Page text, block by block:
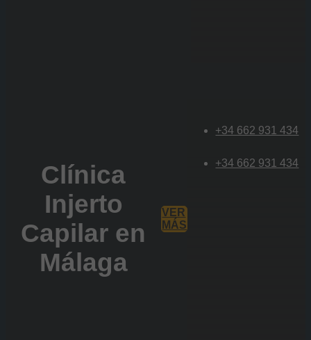
Clínica
Injerto
Capilar en
Málaga
VER
MÁS
+34 662 931 434
+34 662 931 434